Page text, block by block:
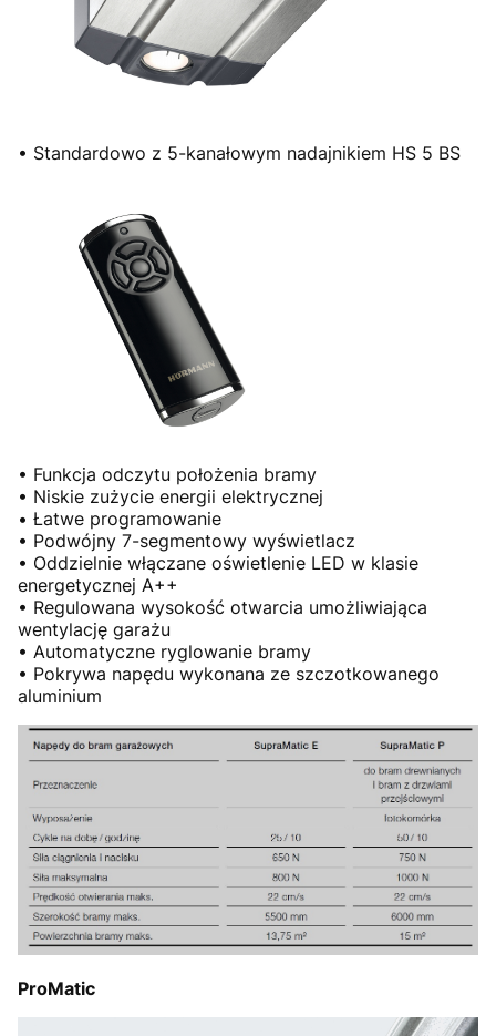
• Standardowo z 5-kanałowym nadajnikiem HS 5 BS
• Funkcja odczytu położenia bramy
• Niskie zużycie energii elektrycznej
• Łatwe programowanie
• Podwójny 7-segmentowy wyświetlacz
• Oddzielnie włączane oświetlenie LED w klasie
energetycznej A++
• Regulowana wysokość otwarcia umożliwiająca
wentylację garażu
• Automatyczne ryglowanie bramy
• Pokrywa napędu wykonana ze szczotkowanego
aluminium
ProMatic